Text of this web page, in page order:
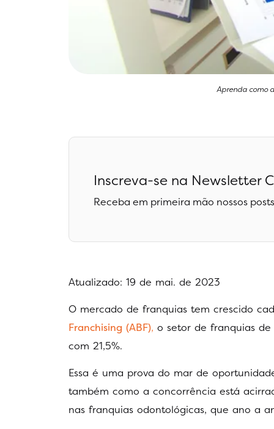
Aprenda como
Inscreva-se na Newsletter
Receba em primeira mão nossos
Atualizado: 19 de mai. de 2023
O mercado de franquias tem crescido
Franchising (ABF), o setor de franquias
com 21,5%.
Essa é uma prova do mar de
também como a concorrência está
nas franquias odontológicas, que ano a